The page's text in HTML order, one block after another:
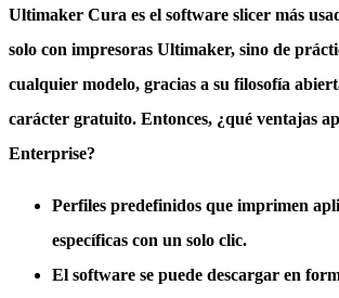
Ultimaker Cura es el software slicer más
solo con impresoras Ultimaker, sino de
cualquier modelo, gracias a su filosofía
carácter gratuito. Entonces, ¿qué ventajas
Enterprise?
Perfiles predefinidos que imprimen
específicas con un solo clic.
El software se puede descargar en